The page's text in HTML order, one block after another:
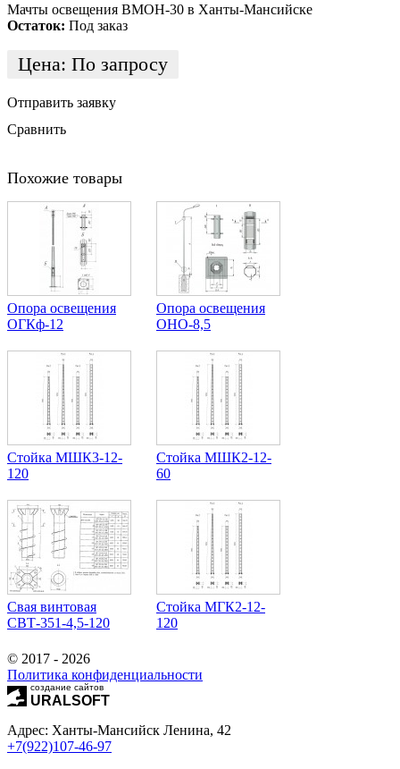
Мачты освещения ВМОН-30 в Ханты-Мансийске
Остаток: Под заказ
Цена: По запросу
Отправить заявку
Сравнить
Похожие товары
Опора освещения
ОГКф-12
Опора освещения
ОНО-8,5
Стойка МШК3-12-
120
Стойка МШК2-12-
60
Свая винтовая
СВТ-351-4,5-120
Стойка МГК2-12-
120
© 2017 - 2026
Политика конфиденциальности
создание сайтов
URALSOFT
Адрес: Ханты-Мансийск Ленина, 42
+7(922)107-46-97